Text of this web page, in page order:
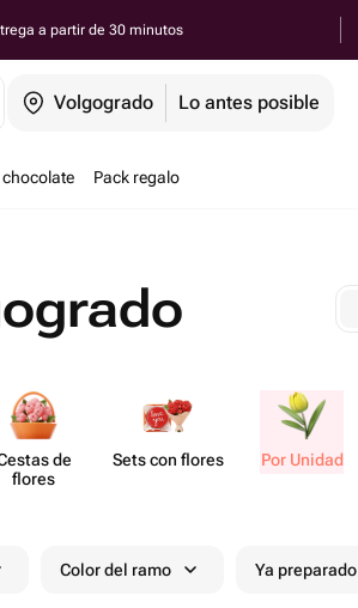
a partir de 30 minutos
Volgogrado Lo antes posible
Pack regalo
de
flores
Sets con flores Por Unidad
Color del ramo Ya preparado